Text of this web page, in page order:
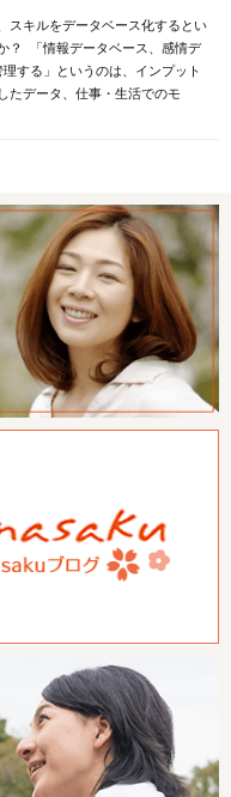
スキルをデータベース化するとい
？ 「情報データベース、感情デ
する」というのは、インプット
たデータ、仕事・生活でのモ